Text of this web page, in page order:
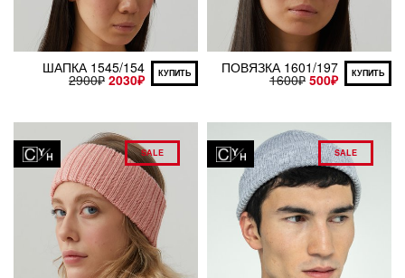
ШАПКА 1545/154
2900₽ 2030₽ КУПИТЬ ПОВЯЗКА 1601/197
1600₽ 500₽ КУПИТЬ
SALE SALE